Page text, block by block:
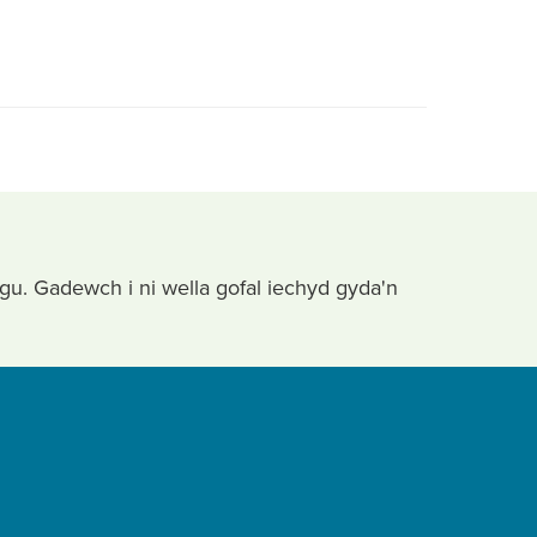
Gadewch i ni wella gofal iechyd gyda'n